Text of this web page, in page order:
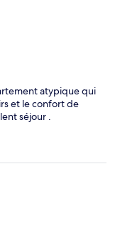
atypique qui
et le confort de
séjour .